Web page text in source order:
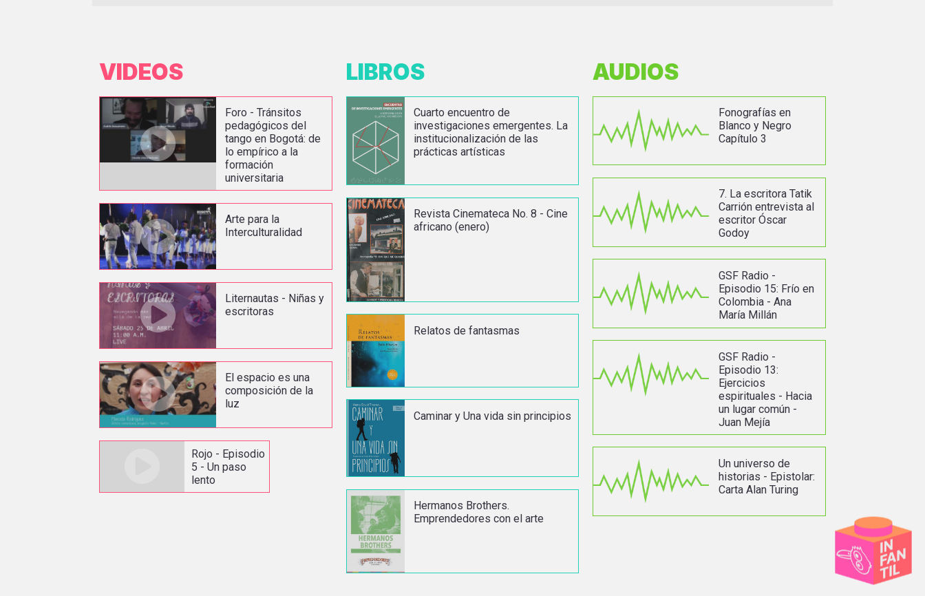
VIDEOS
Foro - Tránsitos
pedagógicos del
tango en Bogotá: de
lo empírico a la
formación
universitaria
Arte para la
Interculturalidad
Liternautas - Niñas y
escritoras
El espacio es una
composición de la
luz
Rojo - Episodio
5 - Un paso
lento
LIBROS
Cuarto encuentro de
investigaciones emergentes. La
institucionalización de las
prácticas artísticas
Revista Cinemateca No. 8 - Cine
africano (enero)
Relatos de fantasmas
Caminar y Una vida sin principios
Hermanos Brothers.
Emprendedores con el arte
AUDIOS
Fonografías en
Blanco y Negro
Capítulo 3
7. La escritora Tatik
Carrión entrevista al
escritor Óscar
Godoy
GSF Radio -
Episodio 15: Frío en
Colombia - Ana
María Millán
GSF Radio -
Episodio 13:
Ejercicios
espirituales - Hacia
un lugar común -
Juan Mejía
Un universo de
historias - Epistolar:
Carta Alan Turing